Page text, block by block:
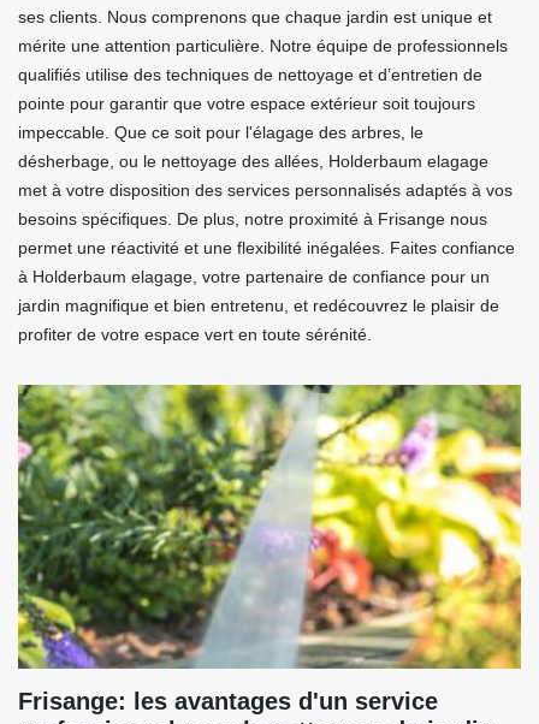
ses clients. Nous comprenons que chaque jardin est unique et
mérite une attention particulière. Notre équipe de professionnels
qualifiés utilise des techniques de nettoyage et d’entretien de
pointe pour garantir que votre espace extérieur soit toujours
impeccable. Que ce soit pour l'élagage des arbres, le
désherbage, ou le nettoyage des allées, Holderbaum elagage
met à votre disposition des services personnalisés adaptés à vos
besoins spécifiques. De plus, notre proximité à Frisange nous
permet une réactivité et une flexibilité inégalées. Faites confiance
à Holderbaum elagage, votre partenaire de confiance pour un
jardin magnifique et bien entretenu, et redécouvrez le plaisir de
profiter de votre espace vert en toute sérénité.
Frisange: les avantages d'un service